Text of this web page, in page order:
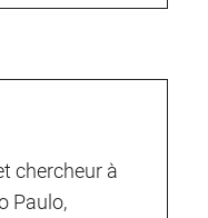
chercheur à
Paulo,